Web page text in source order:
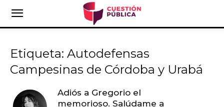
Etiqueta: Autodefensas
Campesinas de Córdoba y Urabá
Adiós a Gregorio el
memorioso. Salúdame a